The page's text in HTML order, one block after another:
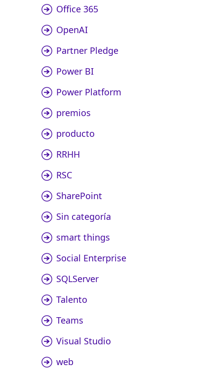
Office 365
OpenAI
Partner Pledge
Power BI
Power Platform
premios
producto
RRHH
RSC
SharePoint
Sin categoría
smart things
Social Enterprise
SQLServer
Talento
Teams
Visual Studio
web